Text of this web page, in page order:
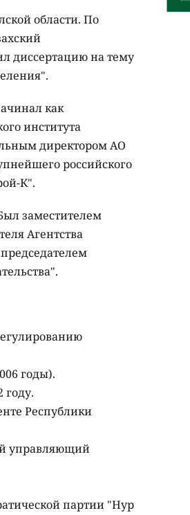
области. По
диссертацию на тему
как
института
директором АО
российского
К".
заместителем
Агентства
годы).
году.
Республики
управляющий
партии "Нур